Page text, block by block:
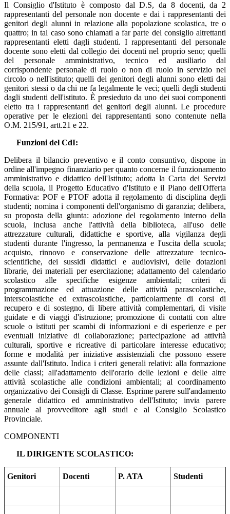
Il Consiglio d'Istituto è composto dal D.S, da 8 docenti, da 2
rappresentanti del personale non docente e dai i rappresentanti dei
genitori degli alunni in relazione alla popolazione scolastica, tre o
quattro; in tal caso sono chiamati a far parte del consiglio altrettanti
rappresentanti eletti dagli studenti. I rappresentanti del personale
docente sono eletti dal collegio dei docenti nel proprio seno; quelli
del personale amministrativo, tecnico ed ausiliario dal
corrispondente personale di ruolo o non di ruolo in servizio nel
circolo o nell'istituto; quelli dei genitori degli alunni sono eletti dai
genitori stessi o da chi ne fa legalmente le veci; quelli degli studenti
dagli studenti dell'istituto. È presieduto da uno dei suoi componenti
eletto tra i rappresentanti dei genitori degli alunni. Le procedure
operative per le elezioni dei rappresentanti sono contenute nella
O.M. 215/91, artt.21 e 22.
Funzioni del CdI:
Delibera il bilancio preventivo e il conto consuntivo, dispone in
ordine all'impegno finanziario per quanto concerne il funzionamento
amministrativo e didattico dell'Istituto; adotta la Carta dei Servizi
della scuola, il Progetto Educativo d'Istituto e il Piano dell'Offerta
Formativa: POF e PTOF adotta il regolamento di disciplina degli
studenti; nomina i componenti dell'organismo di garanzia; delibera,
su proposta della giunta: adozione del regolamento interno della
scuola, inclusa anche l'attività della biblioteca, all'uso delle
attrezzature culturali, didattiche e sportive, alla vigilanza degli
studenti durante l'ingresso, la permanenza e l'uscita della scuola;
acquisto, rinnovo e conservazione delle attrezzature tecnico-
scientifiche, dei sussidi didattici e audiovisivi, delle dotazioni
librarie, dei materiali per esercitazione; adattamento del calendario
scolastico alle specifiche esigenze ambientali; criteri di
programmazione ed attuazione delle attività parascolastiche,
interscolastiche ed extrascolastiche, particolarmente di corsi di
recupero e di sostegno, di libere attività complementari, di visite
guidate e di viaggi d'istruzione; promozione di contatti con altre
scuole o istituti per scambi di informazioni e di esperienze e per
eventuali iniziative di collaborazione; partecipazione ad attività
culturali, sportive e ricreative di particolare interesse educativo;
forme e modalità per iniziative assistenziali che possono essere
assunte dall'Istituto. Indica i criteri generali relativi: alla formazione
delle classi; all'adattamento dell'orario delle lezioni e delle altre
attività scolastiche alle condizioni ambientali; al coordinamento
organizzativo dei Consigli di Classe. Esprime parere sull'andamento
generale didattico ed amministrativo dell'Istituto; invia parere
annuale al provveditore agli studi e al Consiglio Scolastico
Provinciale.
COMPONENTI
IL DIRIGENTE SCOLASTICO:
Genitori Docenti P. ATA Studenti